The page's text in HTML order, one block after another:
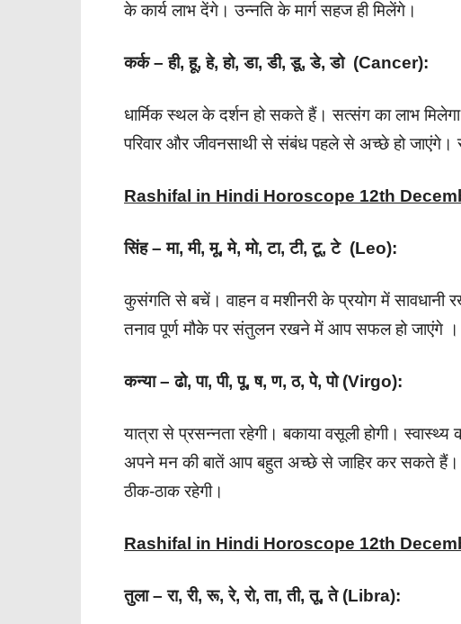
के कार्य लाभ देंगे। उन्नति के मार्ग सहज ही मिलेंगे।
कर्क – ही, हू, हे, हो, डा, डी, डू, डे, डो (Cancer):
धार्मिक स्थल के दर्शन हो सकते हैं। सत्संग का लाभ
परिवार और जीवनसाथी से संबंध पहले से अच्छे हो जाएंगे।
Rashifal in Hindi Horoscope 12th
सिंह – मा, मी, मू, मे, मो, टा, टी, टू, टे (Leo):
कुसंगति से बचें। वाहन व मशीनरी के प्रयोग में
तनाव पूर्ण मौके पर संतुलन रखने में आप सफल हो जाएंगे ।
कन्या – ढो, पा, पी, पू, ष, ण, ठ, पे, पो (Virgo):
यात्रा से प्रसन्नता रहेगी। बकाया वसूली होगी।
अपने मन की बातें आप बहुत अच्छे से जाहिर कर सकते
ठीक-ठाक रहेगी।
Rashifal in Hindi Horoscope 12th
तुला – रा, री, रू, रे, रो, ता, ती, तू, ते (Libra):